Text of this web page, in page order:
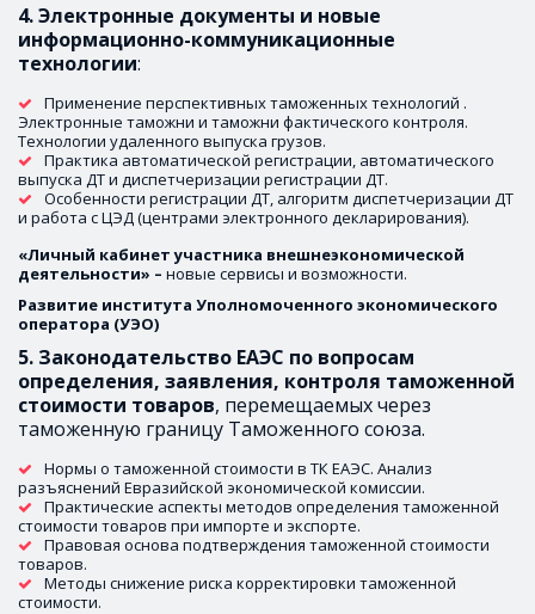
4. Электронные документы и новые
информационно-коммуникационные
технологии:
Применение перспективных таможенных технологий .
Электронные таможни и таможни фактического контроля.
Технологии удаленного выпуска грузов.
Практика автоматической регистрации, автоматического
выпуска ДТ и диспетчеризации регистрации ДТ.
Особенности регистрации ДТ, алгоритм диспетчеризации ДТ
и работа с ЦЭД (центрами электронного декларирования).
«Личный кабинет участника внешнеэкономической
деятельности» – новые сервисы и возможности.
Развитие института Уполномоченного экономического
оператора (УЭО)
5. Законодательство ЕАЭС по вопросам
определения, заявления, контроля таможенной
стоимости товаров, перемещаемых через
таможенную границу Таможенного союза.
Нормы о таможенной стоимости в ТК ЕАЭС. Анализ
разъяснений Евразийской экономической комиссии.
Практические аспекты методов определения таможенной
стоимости товаров при импорте и экспорте.
Правовая основа подтверждения таможенной стоимости
товаров.
Методы снижение риска корректировки таможенной
стоимости.